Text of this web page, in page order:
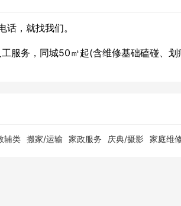
话，就找我们。
服务，同城50㎡起(含维修基础磕碰、划
辅类 搬家/运输 家政服务 庆典/摄影 家庭维